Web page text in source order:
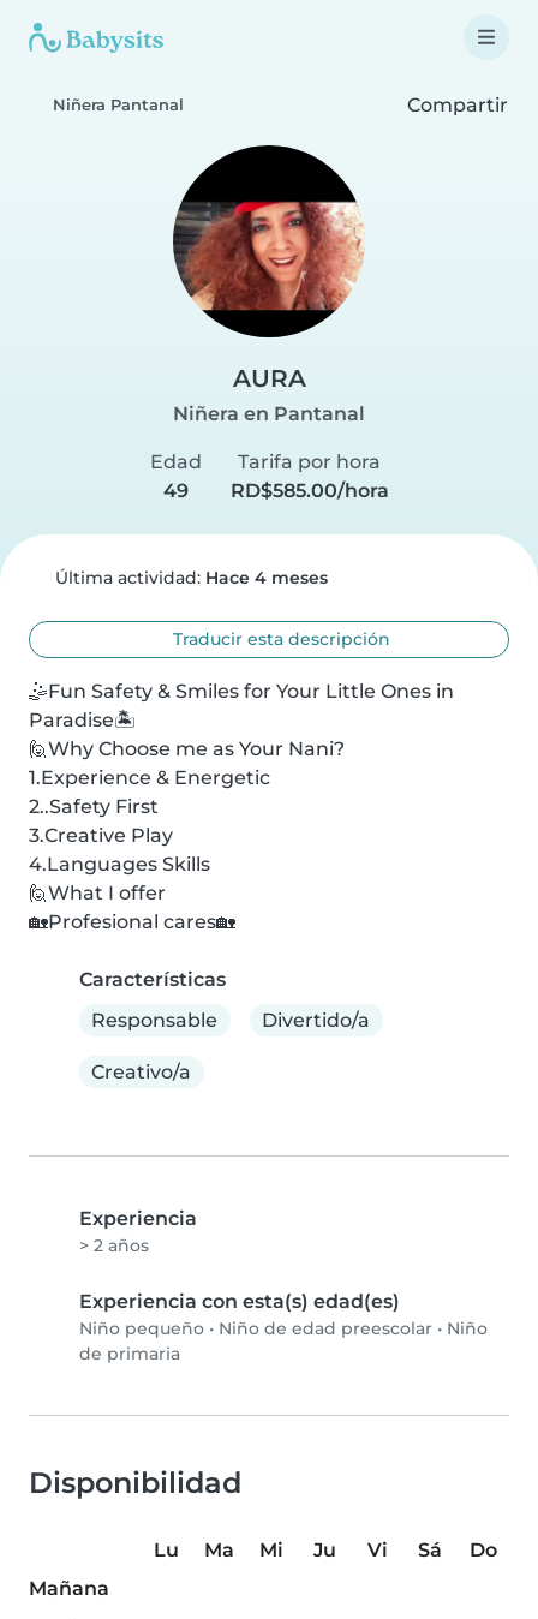
Niñera Pantanal Compartir
AURA
Niñera en Pantanal
Edad
49
Tarifa por hora
RD$585.00/hora
Última actividad: Hace 4 meses
Traducir esta descripción
🤹Fun Safety & Smiles for Your Little Ones in
Paradise🏝️
🙋Why Choose me as Your Nani?
1.Experience & Energetic
2..Safety First
3.Creative Play
4.Languages Skills
🙋What I offer
🏡Profesional cares🏡
Características
Responsable
Divertido/a
Creativo/a
Experiencia
> 2 años
Experiencia con esta(s) edad(es)
Niño pequeño • Niño de edad preescolar • Niño
de primaria
Disponibilidad
Lu Ma Mi Ju Vi Sá
Do
Mañana